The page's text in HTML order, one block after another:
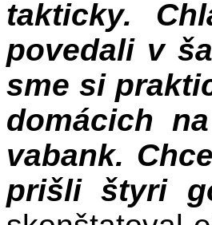
takticky.
povedali v
sme si
domácich
vabank.
prišli štyri